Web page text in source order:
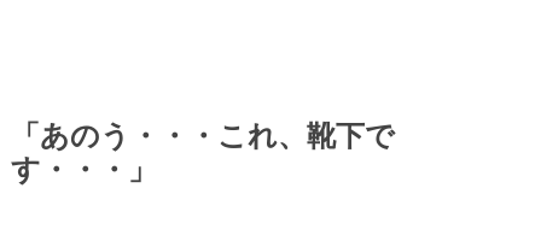
「あのう・・・これ、靴下で
す・・・」